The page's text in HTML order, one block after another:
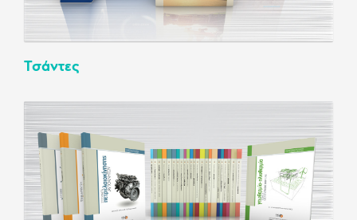
Τσάντες